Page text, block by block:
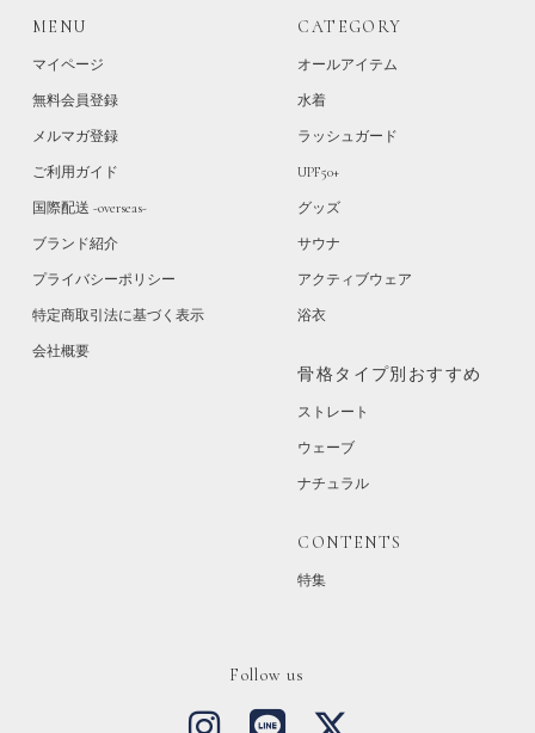
MENU
マイページ
無料会員登録
メルマガ登録
ご利用ガイド
国際配送 -overseas-
ブランド紹介
プライバシーポリシー
特定商取引法に基づく表示
会社概要
CATEGORY
オールアイテム
水着
ラッシュガード
UPF50+
グッズ
サウナ
アクティブウェア
浴衣
骨格タイプ別おすすめ
ストレート
ウェーブ
ナチュラル
CONTENTS
特集
Follow us